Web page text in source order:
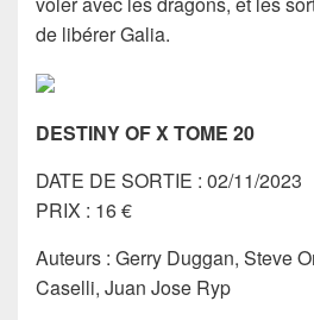
de libérer Galia.
DESTINY OF X TOME 20
DATE DE SORTIE : 02/11/2023
PRIX : 16 €
Auteurs : Gerry Duggan, Steve
Caselli, Juan Jose Ryp